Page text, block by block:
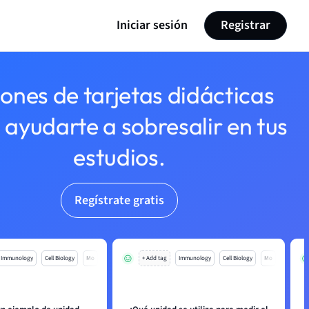
Iniciar sesión Registrar
de tarjetas didácticas
a sobresalir en tus
estudios.
Regístrate gratis
Immunology Cell Biology Mo + Add tag Immunology Cell Biology Mo